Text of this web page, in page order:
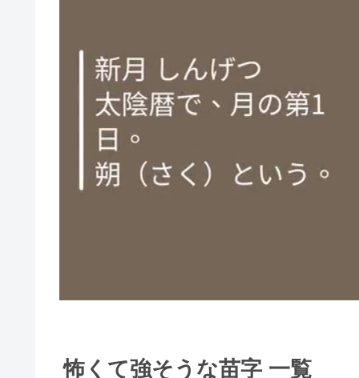
怖くて強そうな苗字 一覧